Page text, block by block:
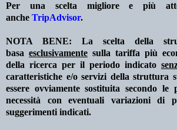
Per una scelta migliore e più
anche TripAdvisor.
NOTA BENE: La scelta della
basa esclusivamente sulla tariffa più
della ricerca per il periodo indicato
caratteristiche e/o servizi della struttura
essere ovviamente sostituita secondo le
necessità con eventuali variazioni di
suggerimenti indicati.